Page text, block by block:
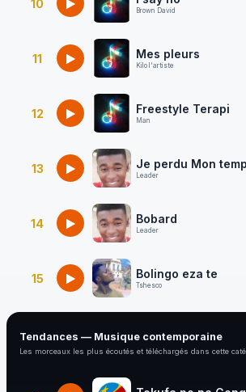
10
Brown David
11 Mes pleurs
Kilo l'artiste
12 Freestyle Terapi
Man
13 Je perdu Mon temp
Leader
14 Bobard
Leader
15 Bolingo eza te
Tshesco
Tendances — Musique contemporaine
Les morceaux les plus écoutés et téléchargés dans cette